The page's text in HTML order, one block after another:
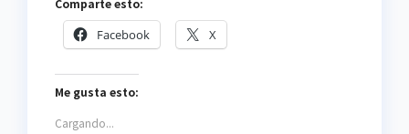
Comparte esto:
Facebook X
Me gusta esto:
Cargando...